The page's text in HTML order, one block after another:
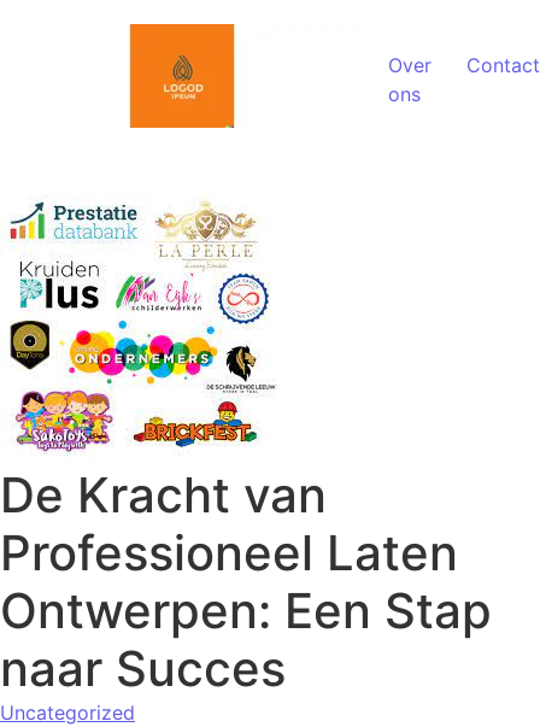
Over
ons
Contact
De Kracht van
Professioneel Laten
Ontwerpen: Een Stap
naar Succes
Uncategorized